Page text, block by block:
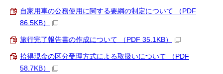
自家用車の公務使用に関する要綱の制定について （PDF
86.5KB）
旅行完了報告書の作成について （PDF 35.1KB）
拾得現金の区分受理方式による取扱いについて （PDF
58.7KB）